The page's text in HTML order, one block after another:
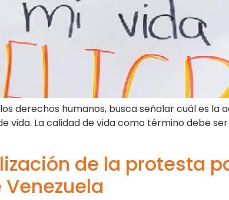
derechos humanos, busca señalar cuál es la
vida. La calidad de vida como término debe
de la protesta